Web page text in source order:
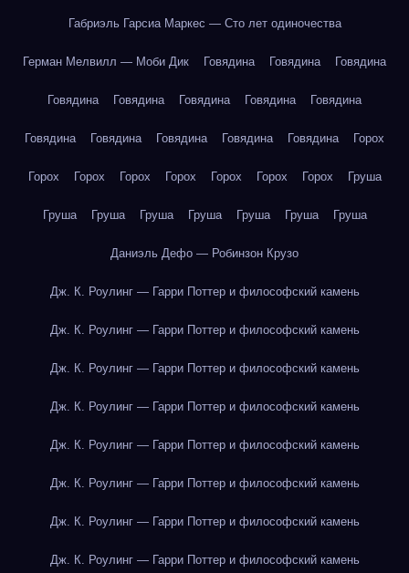
Габриэль Гарсиа Маркес — Сто лет одиночества
Герман Мелвилл — Моби Дик Говядина Говядина Говядина
Говядина Говядина Говядина Говядина Говядина
Говядина Говядина Говядина Говядина Говядина Горох
Горох Горох Горох Горох Горох Горох Горох Груша
Груша Груша Груша Груша Груша Груша Груша
Даниэль Дефо — Робинзон Крузо
Дж. К. Роулинг — Гарри Поттер и философский камень
Дж. К. Роулинг — Гарри Поттер и философский камень
Дж. К. Роулинг — Гарри Поттер и философский камень
Дж. К. Роулинг — Гарри Поттер и философский камень
Дж. К. Роулинг — Гарри Поттер и философский камень
Дж. К. Роулинг — Гарри Поттер и философский камень
Дж. К. Роулинг — Гарри Поттер и философский камень
Дж. К. Роулинг — Гарри Поттер и философский камень